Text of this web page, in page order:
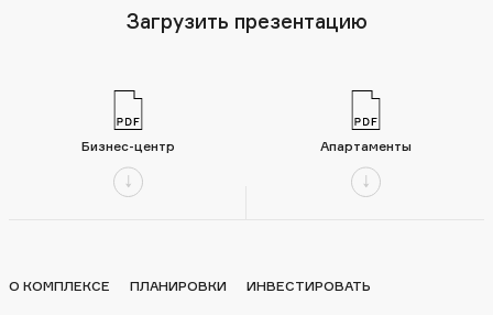
О КОМПЛЕКСЕ ПЛАНИРОВКИ ИНВЕСТИРОВАТЬ
Загрузить презентацию
Бизнес-центр Апартаменты